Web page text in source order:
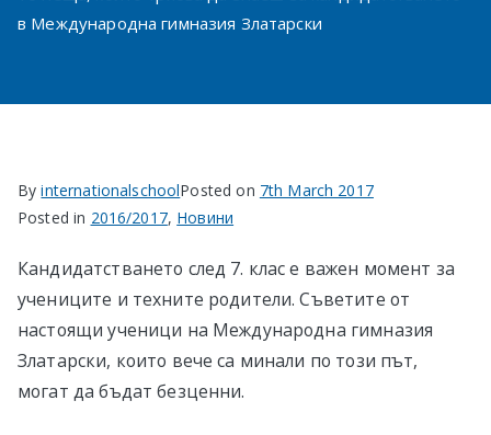
училище
в Международна гимназия Златарски
ByinternationalschoolPosted on 7th March 2017
Posted in 2016/2017, Новини
Кандидатстването след 7. клас е важен момент за
учениците и техните родители. Съветите от
настоящи ученици на Международна гимназия
Златарски, които вече са минали по този път,
могат да бъдат безценни.